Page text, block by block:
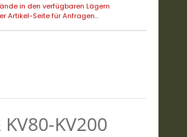
in den verfügbaren Lägern
Artikel-Seite für Anfragen...
KV200